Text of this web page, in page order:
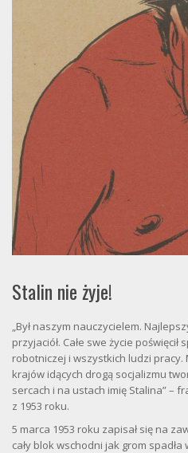
Stalin nie żyje!
„Był naszym nauczycielem.
przyjaciół. Całe swe życie
robotniczej i wszystkich ludzi pracy.
krajów idących drogą socjalizmu
sercach i na ustach imię Stalina” –
z 1953 roku.
5 marca 1953 roku zapisał się na
cały blok wschodni jak grom